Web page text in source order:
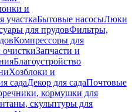
и
участкаБытовые насосыЛюки
для прудовФильтры,
Компрессоры для
Запчасти и
Благоустройство
Хозблоки и
садаДекор для садаПочтовые
кормушки для
скульптуры для